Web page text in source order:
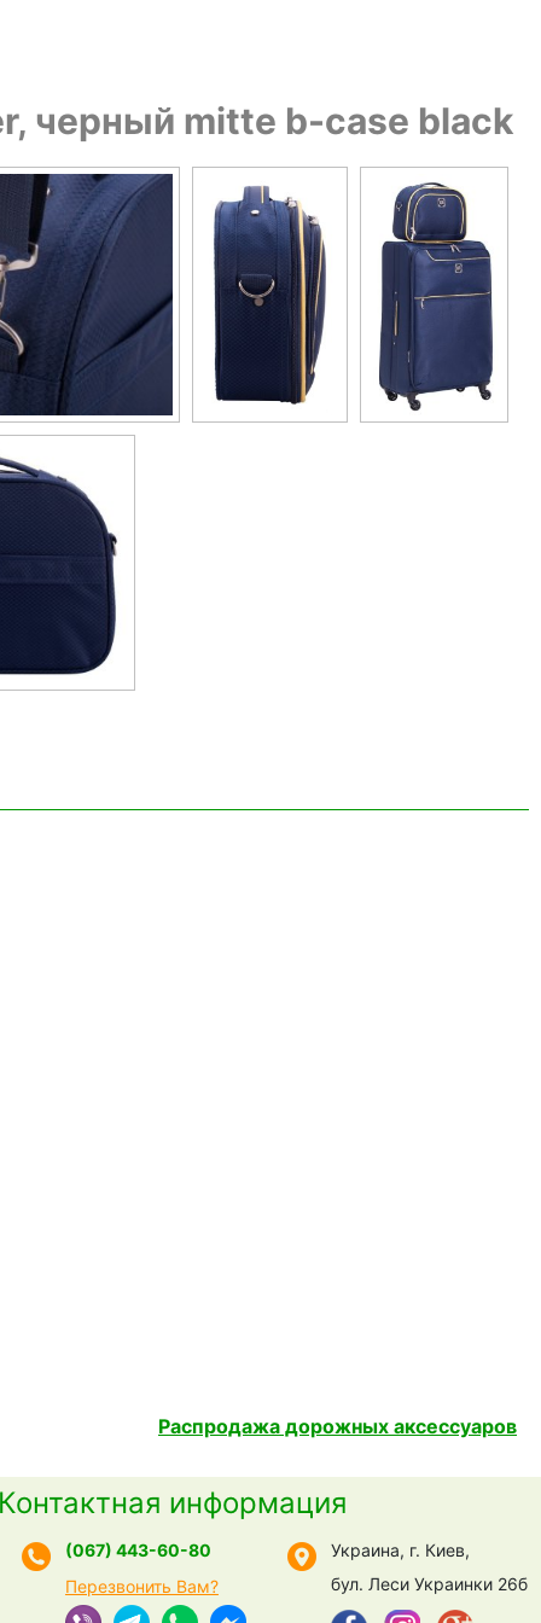
черный mitte b-case black
Распродажа дорожных аксессуаров
Контактная информация
(067) 443-60-80
Перезвонить Вам?
Украина, г. Киев,
бул. Леси Украинки 26б